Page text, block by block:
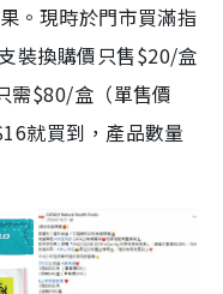
。現時於門市買滿指
裝換購價只售$20/盒
需$80/盒（單售價
就買到，產品數量